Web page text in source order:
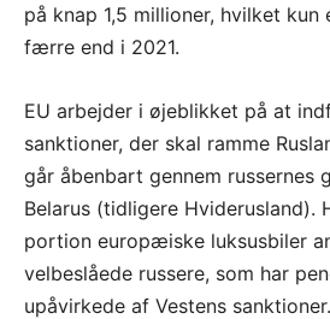
på knap 1,5 millioner, hvilket kun
færre end i 2021.
EU arbejder i øjeblikket på at
sanktioner, der skal ramme
går åbenbart gennem russernes
Belarus (tidligere Hviderusland).
portion europæiske luksusbiler
velbeslåede russere, som har
upåvirkede af Vestens sanktioner.